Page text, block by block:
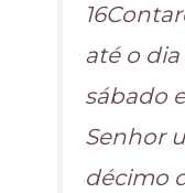
até o
sábado
Senhor
décimo